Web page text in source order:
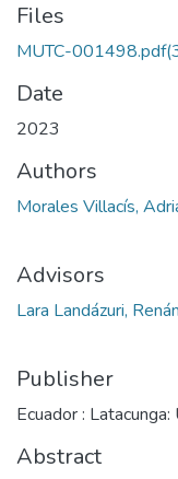
Files
MUTC-001498.pdf
Date
2023
Authors
Morales Villacís,
Advisors
Lara Landázuri,
Publisher
Ecuador :
Abstract